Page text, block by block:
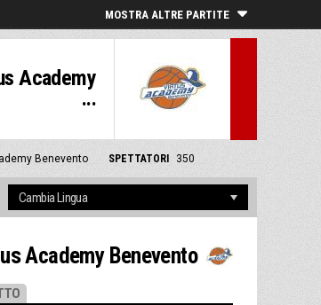
MOSTRA ALTRE PARTITE
Academy
...
Benevento SPETTATORI 350
Academy Benevento